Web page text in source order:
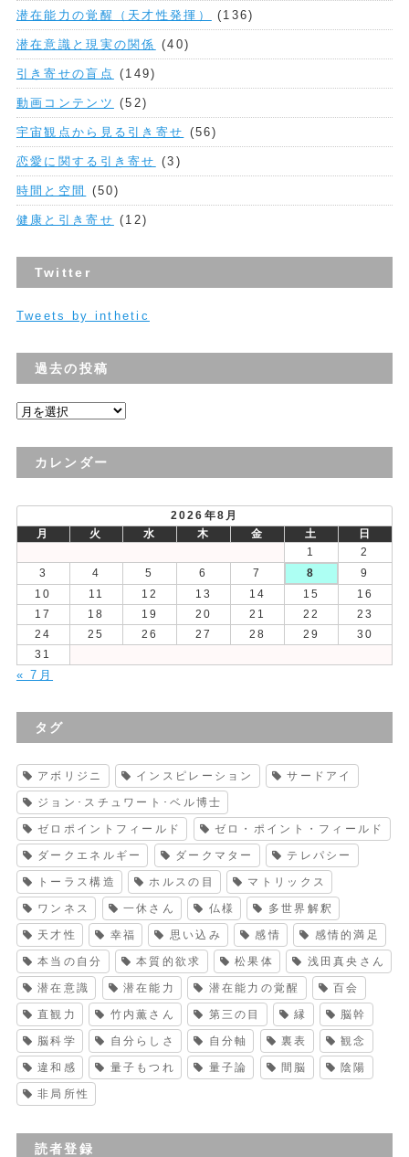
潜在能力の覚醒（天才性発揮） (136)
潜在意識と現実の関係 (40)
引き寄せの盲点 (149)
動画コンテンツ (52)
宇宙観点から見る引き寄せ (56)
恋愛に関する引き寄せ (3)
時間と空間 (50)
健康と引き寄せ (12)
Twitter
Tweets by inthetic
過去の投稿
過
の
カレンダー
2026年8月
月
火 水 木 金 土
日
1
2
3
4 5 6 7 8
9
10
11 12 13 14 15
16
17
18 19 20 21 22
23
24
25 26 27 28 29
30
31
« 7月
タグ
アボリジニ インスピレーション サードアイ
ジョン･スチュワート･ベル博士
ゼロポイントフィールド ゼロ・ポイント・フィールド
ダークエネルギー ダークマター テレパシー
トーラス構造 ホルスの目 マトリックス
ワンネス 一休さん 仏様 多世界解釈
天才性 幸福 思い込み 感情 感情的満足
本当の自分 本質的欲求 松果体 浅田真央さん
潜在意識 潜在能力 潜在能力の覚醒 百会
直観力 竹内薫さん 第三の目 縁 脳幹
脳科学 自分らしさ 自分軸 裏表 観念
違和感 量子もつれ 量子論 間脳 陰陽
非局所性
読者登録